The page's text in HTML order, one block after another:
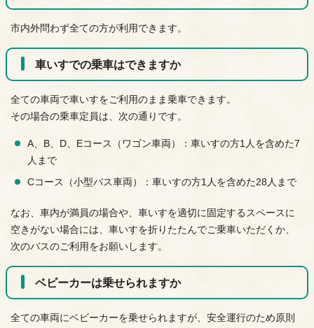
市内外問わず全ての方が利用できます。
車いすでの乗車はできますか
全ての車両で車いすをご利用のまま乗車できます。
その場合の乗車定員は、次の通りです。
A、B、D、Eコース（ワゴン車両）：車いすの方1人を含めた7
人まで
Cコース（小型バス車両）：車いすの方1人を含めた28人まで
なお、車内が満員の場合や、車いすを適切に固定するスペースに
空きがない場合には、車いすを折りたたんでご乗車いただくか、
次のバスのご利用をお願いします。
ベビーカーは乗せられますか
全ての車両にベビーカーを乗せられますが、安全運行のため原則